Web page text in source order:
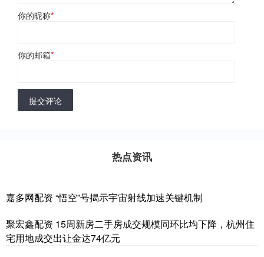
你的昵称*
你的邮箱*
提交评论
热点资讯
嘉多网配资 “悟空”号揭示宇宙射线加速关键机制
聚宏鑫配资 15周新房二手房成交规模同环比均下降，杭州住
宅用地成交出让金达74亿元